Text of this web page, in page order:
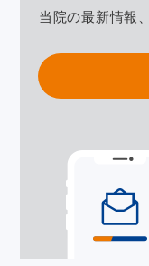
当院の最新情報